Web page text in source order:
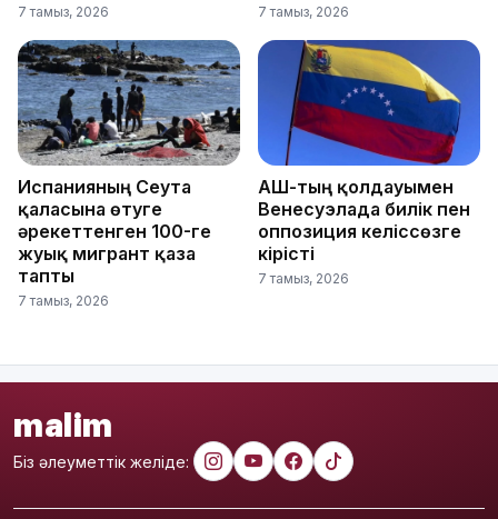
7 тамыз, 2026 7 тамыз, 2026
Испанияның Сеута
қаласына өтуге
әрекеттенген 100-ге
жуық мигрант қаза
тапты
7 тамыз, 2026
АҚШ-тың қолдауымен
Венесуэлада билік пен
оппозиция келіссөзге
кірісті
7 тамыз, 2026
malim
Біз әлеуметтік желіде: